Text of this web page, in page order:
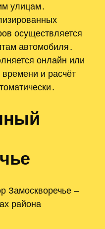
улицам․
осуществляется
автомобиля․
онлайн или
и расчёт
Замоскворечье ‒
района